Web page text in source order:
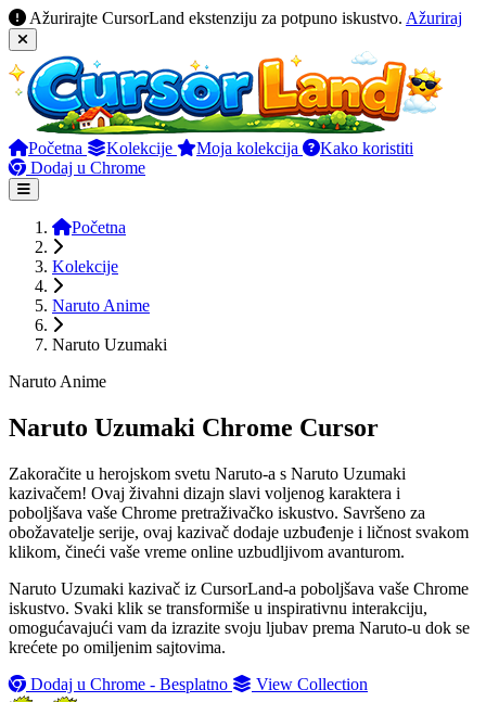
Ažurirajte CursorLand ekstenziju za potpuno iskustvo. Ažuriraj
Početna Kolekcije Moja kolekcija
Kako koristiti
Dodaj u Chrome
Početna
Kolekcije
Naruto Anime
Naruto Uzumaki
Naruto Anime
Naruto Uzumaki Chrome Cursor
Zakoračite u herojskom svetu Naruto-a s Naruto Uzumaki
kazivačem! Ovaj živahni dizajn slavi voljenog karaktera i
poboljšava vaše Chrome pretraživačko iskustvo. Savršeno za
obožavatelje serije, ovaj kazivač dodaje uzbuđenje i ličnost svakom
klikom, čineći vaše vreme online uzbudljivom avanturom.
Naruto Uzumaki kazivač iz CursorLand-a poboljšava vaše Chrome
iskustvo. Svaki klik se transformiše u inspirativnu interakciju,
omogućavajući vam da izrazite svoju ljubav prema Naruto-u dok se
krećete po omiljenim sajtovima.
Dodaj u Chrome - Besplatno
View Collection